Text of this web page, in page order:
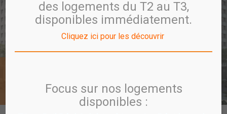
UTÔPIA
des logements du T2 au T3,
disponibles immédiatement.
Cliquez ici pour les découvrir
Focus sur nos logements
disponibles :